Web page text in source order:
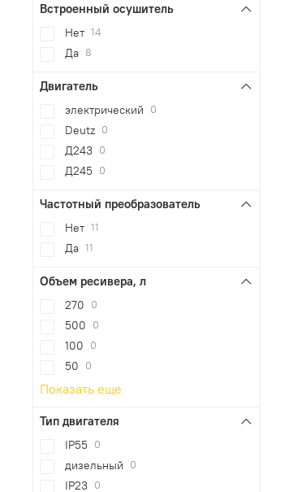
Встроенный осушитель
Нет 14
Да 8
Двигатель
электрический 0
Deutz 0
Д243 0
Д245 0
Частотный преобразователь
Нет 11
Да 11
Объем ресивера, л
270 0
500 0
100 0
50 0
Показать еще
Тип двигателя
IP55 0
дизельный 0
IP23 0